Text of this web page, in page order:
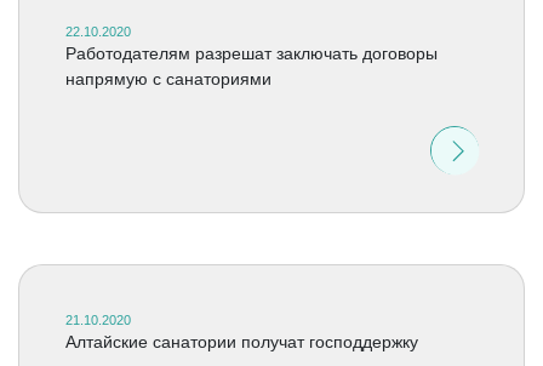
22.10.2020
Работодателям разрешат заключать договоры
напрямую с санаториями
21.10.2020
Алтайские санатории получат господдержку